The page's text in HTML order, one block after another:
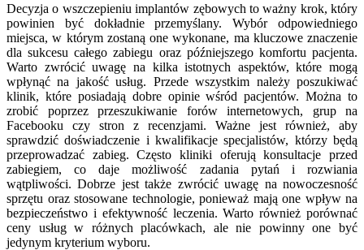
Decyzja o wszczepieniu implantów zębowych to ważny krok, który
powinien być dokładnie przemyślany. Wybór odpowiedniego
miejsca, w którym zostaną one wykonane, ma kluczowe znaczenie
dla sukcesu całego zabiegu oraz późniejszego komfortu pacjenta.
Warto zwrócić uwagę na kilka istotnych aspektów, które mogą
wpłynąć na jakość usług. Przede wszystkim należy poszukiwać
klinik, które posiadają dobre opinie wśród pacjentów. Można to
zrobić poprzez przeszukiwanie forów internetowych, grup na
Facebooku czy stron z recenzjami. Ważne jest również, aby
sprawdzić doświadczenie i kwalifikacje specjalistów, którzy będą
przeprowadzać zabieg. Często kliniki oferują konsultacje przed
zabiegiem, co daje możliwość zadania pytań i rozwiania
wątpliwości. Dobrze jest także zwrócić uwagę na nowoczesność
sprzętu oraz stosowane technologie, ponieważ mają one wpływ na
bezpieczeństwo i efektywność leczenia. Warto również porównać
ceny usług w różnych placówkach, ale nie powinny one być
jedynym kryterium wyboru.